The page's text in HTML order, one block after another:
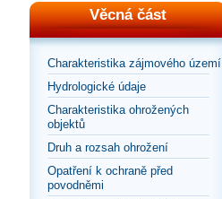
Věcná část
Charakteristika zájmového území
Hydrologické údaje
Charakteristika ohrožených
objektů
Druh a rozsah ohrožení
Opatření k ochraně před
povodněmi